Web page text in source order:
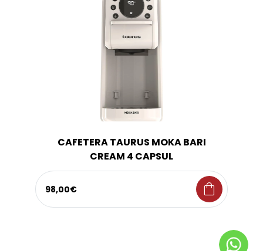
CAFETERA TAURUS MOKA BARI
CREAM 4 CAPSUL
98,00€ shopping_bag